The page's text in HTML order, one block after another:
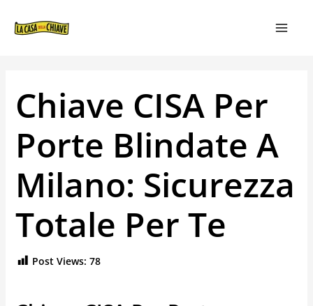
Chiave CISA Per
Porte Blindate A
Milano: Sicurezza
Totale Per Te
Post Views: 78
ARTICOLI